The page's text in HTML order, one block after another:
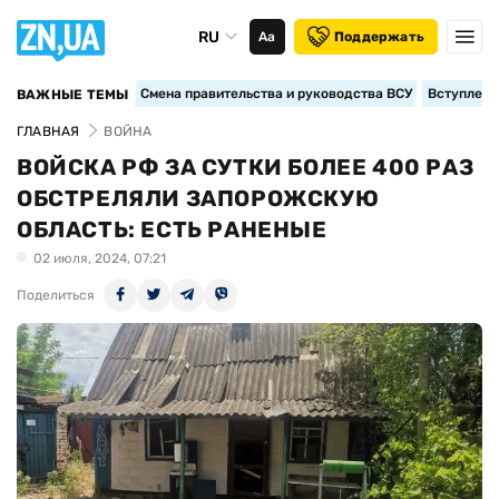
RU Аа Поддержать
ВАЖНЫЕ ТЕМЫ Смена правительства и руководства ВСУ
ГЛАВНАЯ ВОЙНА
ВОЙСКА РФ ЗА СУТКИ БОЛЕЕ 400 РАЗ
ОБСТРЕЛЯЛИ ЗАПОРОЖСКУЮ
ОБЛАСТЬ: ЕСТЬ РАНЕНЫЕ
02 июля, 2024, 07:21
Поделиться